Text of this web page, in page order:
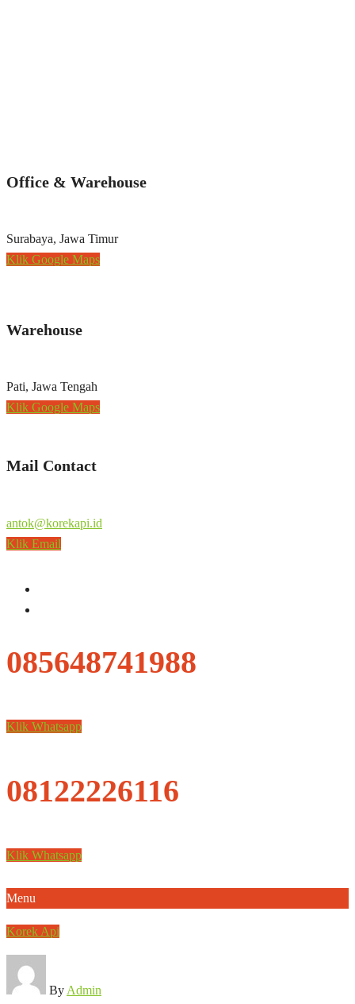
Office & Warehouse
Surabaya, Jawa Timur
Klik Google Maps
Warehouse
Pati, Jawa Tengah
Klik Google Maps
Mail Contact
antok@korekapi.id
Klik Email
085648741988
Klik Whatsapp
08122226116
Klik Whatsapp
Menu
Korek Api
By Admin